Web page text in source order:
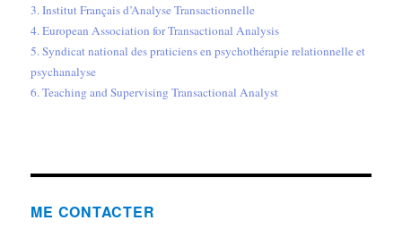
3. Institut Français d’Analyse Transactionnelle
4. European Association for Transactional Analysis
5. Syndicat national des praticiens en psychothérapie relationnelle et
psychanalyse
6. Teaching and Supervising Transactional Analyst
ME CONTACTER